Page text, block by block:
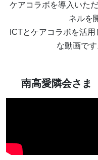
ケアコラボを導入いた
ネルを
ICTとケアコラボを活
な動画です
南高愛隣会さま